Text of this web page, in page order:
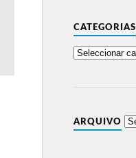
CATEGORIAS
ARQUIVO